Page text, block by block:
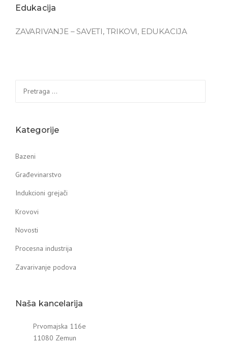
Edukacija
ZAVARIVANJE – SAVETI, TRIKOVI, EDUKACIJA
Kategorije
Bazeni
Građevinarstvo
Indukcioni grejači
Krovovi
Novosti
Procesna industrija
Zavarivanje podova
Naša kancelarija
Prvomajska 116e
11080 Zemun